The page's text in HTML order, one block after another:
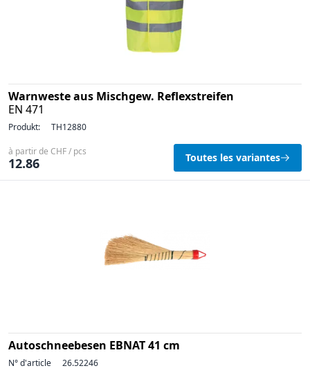
Warnweste aus Mischgew. Reflexstreifen
EN 471
Produkt: TH12880
à partir de CHF / pcs
12.86 Toutes les variantes
Autoschneebesen EBNAT 41 cm
N° d'article 26.52246